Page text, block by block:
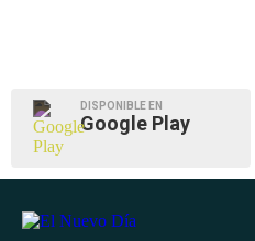
DISPONIBLE EN
Google Play